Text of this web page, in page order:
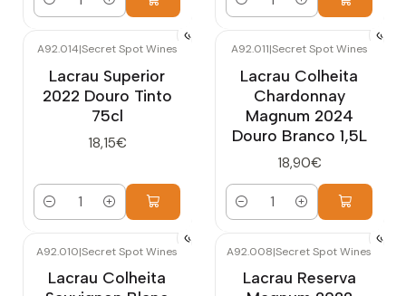
Quantidade Quantidade
A92.014|Secret Spot Wines
Lacrau Superior
2022 Douro Tinto
75cl
18,15€
Quantidade
A92.011|Secret Spot Wines
Lacrau Colheita
Chardonnay
Magnum 2024
Douro Branco 1,5L
18,90€
Quantidade
A92.010|Secret Spot Wines
Lacrau Colheita
A92.008|Secret Spot Wines
Lacrau Reserva